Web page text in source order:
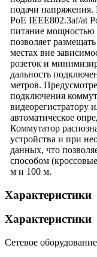
подачи напряжения.
PoE IEEE802.3af/at
питание мощностью
позволяет
местах вне
розеток и
дальность
метров.
подключения
видеорегистратору
автоматическое
Коммутатор
устройства и при
данных, что
способом
м и 100 м.
Характеристики
Характеристики
Сетевое оборудование